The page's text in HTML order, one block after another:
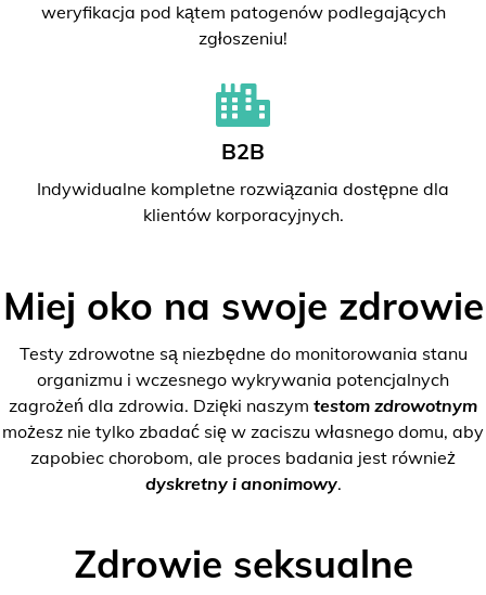
weryfikacja pod kątem patogenów podlegających
zgłoszeniu!
B2B
Indywidualne kompletne rozwiązania dostępne dla
klientów korporacyjnych.
Miej oko na swoje zdrowie
Testy zdrowotne są niezbędne do monitorowania stanu
organizmu i wczesnego wykrywania potencjalnych
zagrożeń dla zdrowia. Dzięki naszym testom zdrowotnym
możesz nie tylko zbadać się w zaciszu własnego domu, aby
zapobiec chorobom, ale proces badania jest również
dyskretny i anonimowy.
Zdrowie seksualne